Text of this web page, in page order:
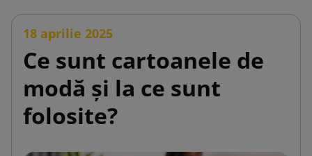
18 aprilie 2025
Ce sunt cartoanele de
modă și la ce sunt
folosite?